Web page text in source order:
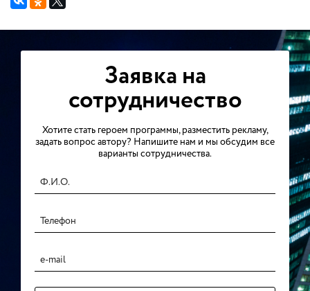
Заявка на
сотрудничество
Хотите стать героем программы, разместить рекламу,
задать вопрос автору? Напишите нам и мы обсудим все
варианты сотрудничества.